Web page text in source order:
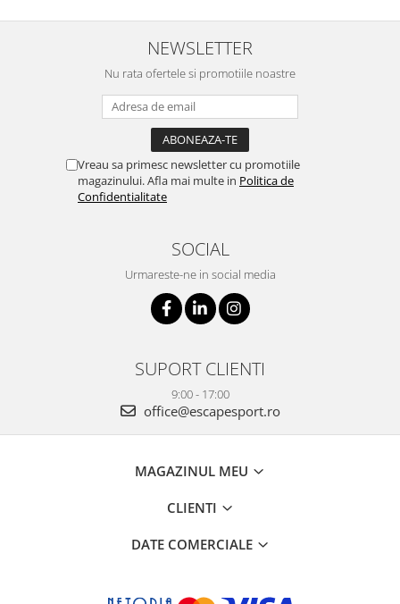
NEWSLETTER
Nu rata ofertele si promotiile noastre
Vreau sa primesc newsletter cu promotiile
magazinului. Afla mai multe in Politica de
Confidentialitate
SOCIAL
Urmareste-ne in social media
SUPORT CLIENTI
9:00 - 17:00
office@escapesport.ro
MAGAZINUL MEU
CLIENTI
DATE COMERCIALE